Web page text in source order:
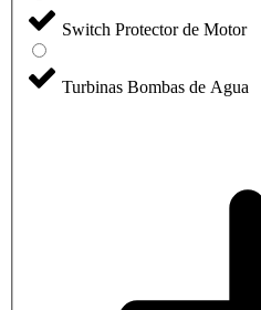
Switch Protector de Motor
Turbinas Bombas de Agua